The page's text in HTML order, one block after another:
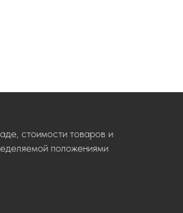
стоимости товаров и
положениями